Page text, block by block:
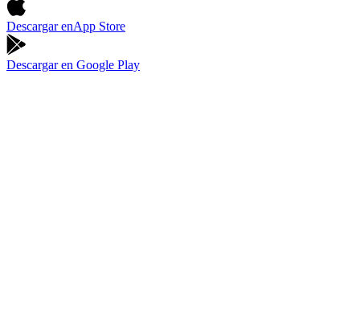
Descargar enApp Store
Descargar en Google Play